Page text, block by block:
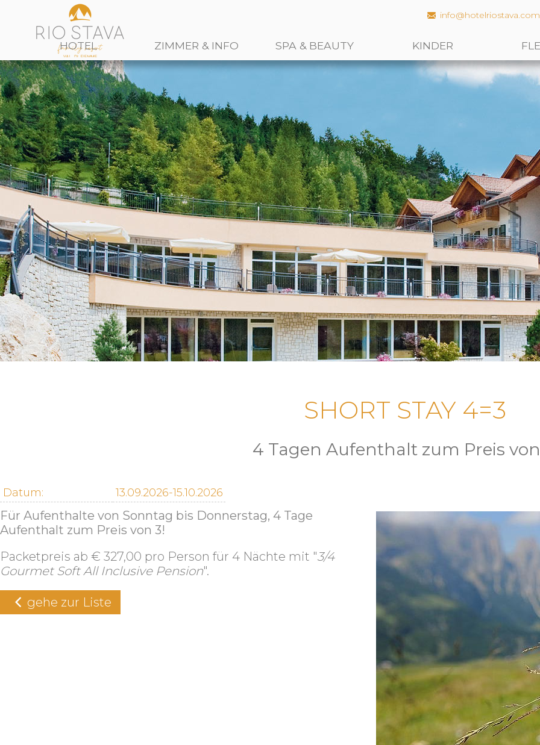
HOTEL ZIMMER & INFO SPA & BEAUTY KINDER
SHORT STAY 4=3
4 Tagen Aufenthalt zum Preis
Datum: 13.09.2026-15.10.2026
Für Aufenthalte von Sonntag bis Donnerstag, 4 Tage
Aufenthalt zum Preis von 3!
Packetpreis ab € 327,00 pro Person für 4 Nächte mit "3/4
Gourmet Soft All Inclusive Pension".
gehe zur Liste